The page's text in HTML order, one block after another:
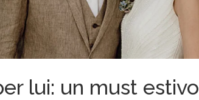
lui: un must estivo